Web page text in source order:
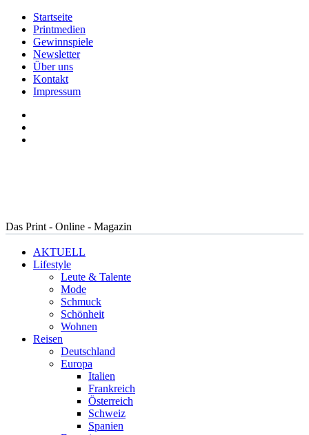
Startseite
Printmedien
Gewinnspiele
Newsletter
Über uns
Kontakt
Impressum
Das Print - Online - Magazin
AKTUELL
Lifestyle
Leute & Talente
Mode
Schmuck
Schönheit
Wohnen
Reisen
Deutschland
Europa
Italien
Frankreich
Österreich
Schweiz
Spanien